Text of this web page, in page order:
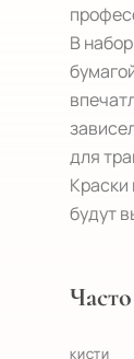
В
для
Краски
будут
КИСТИ